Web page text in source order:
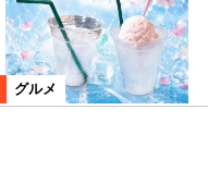
グルメ